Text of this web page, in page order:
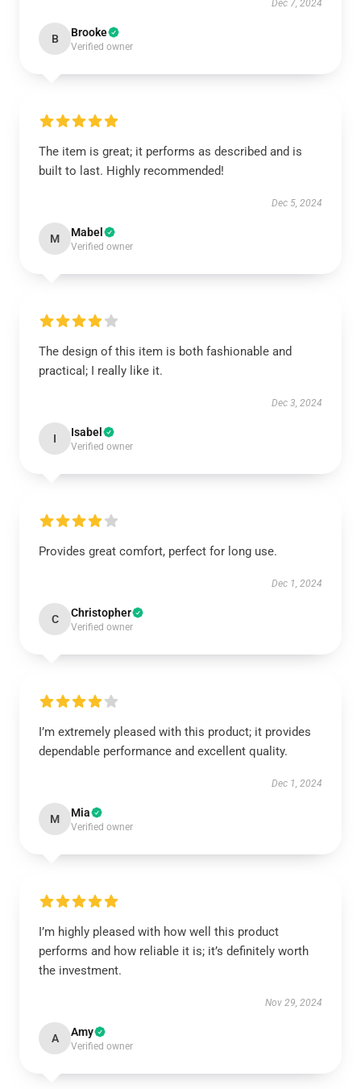
Dec 7, 2024
B Brooke
Verified owner
The item is great; it performs as described and is
built to last. Highly recommended!
Dec 5, 2024
M Mabel
Verified owner
The design of this item is both fashionable and
practical; I really like it.
Dec 3, 2024
I Isabel
Verified owner
Provides great comfort, perfect for long use.
Dec 1, 2024
C Christopher
Verified owner
I’m extremely pleased with this product; it provides
dependable performance and excellent quality.
Dec 1, 2024
M Mia
Verified owner
I’m highly pleased with how well this product
performs and how reliable it is; it’s definitely worth
the investment.
Nov 29, 2024
A Amy
Verified owner